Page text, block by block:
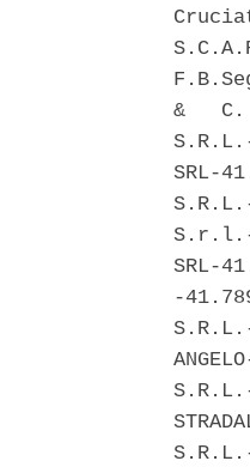
&   C.
SRL-
S.r.l.-
SRL-
-
S.R.L.-